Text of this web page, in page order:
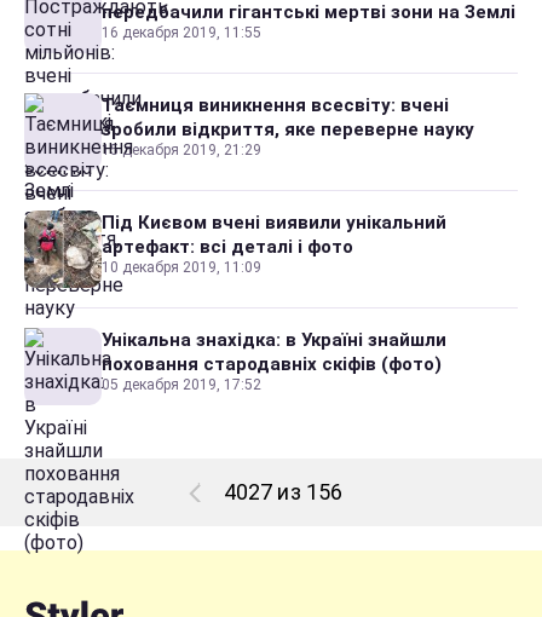
передбачили гігантські мертві зони на Землі
16 декабря 2019, 11:55
Таємниця виникнення всесвіту: вчені
зробили відкриття, яке переверне науку
15 декабря 2019, 21:29
Під Києвом вчені виявили унікальний
артефакт: всі деталі і фото
10 декабря 2019, 11:09
Унікальна знахідка: в Україні знайшли
поховання стародавніх скіфів (фото)
05 декабря 2019, 17:52
4027 из 156